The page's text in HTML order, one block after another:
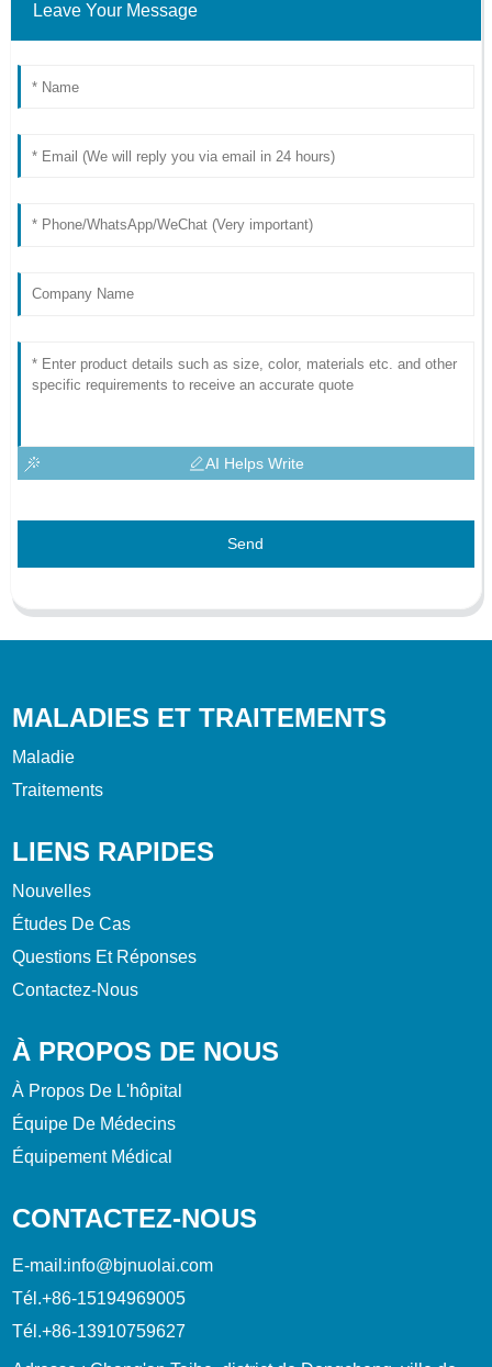
Leave Your Message
AI Helps Write
Send
MALADIES ET TRAITEMENTS
Maladie
Traitements
LIENS RAPIDES
Nouvelles
Études De Cas
Questions Et Réponses
Contactez-Nous
À PROPOS DE NOUS
À Propos De L'hôpital
Équipe De Médecins
Équipement Médical
CONTACTEZ-NOUS
E-mail:info@bjnuolai.com
Tél.+86-15194969005
Tél.+86-13910759627